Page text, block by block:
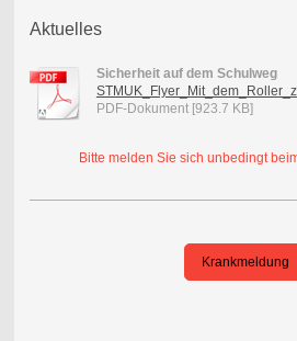
Aktuelles
Sicherheit auf dem Schulweg
PDF-Dokument [923.7 KB]
Bitte melden Sie sich unbedingt
Krankmeldung